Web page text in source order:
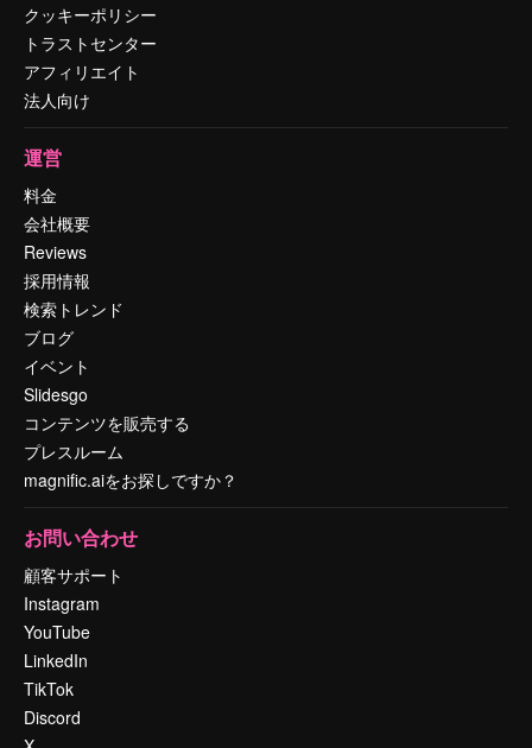
クッキーポリシー
トラストセンター
アフィリエイト
法人向け
運営
料金
会社概要
Reviews
採用情報
検索トレンド
ブログ
イベント
Slidesgo
コンテンツを販売する
プレスルーム
magnific.aiをお探しですか？
お問い合わせ
顧客サポート
Instagram
YouTube
LinkedIn
TikTok
Discord